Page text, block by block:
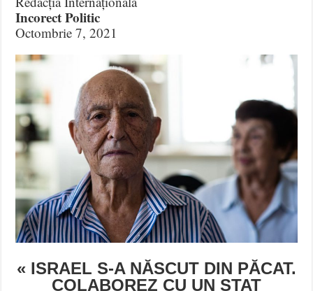
Incorect Politic
Octombrie 7, 2021
« ISRAEL S-A NĂSCUT DIN PĂCAT.
COLABOREZ CU UN STAT